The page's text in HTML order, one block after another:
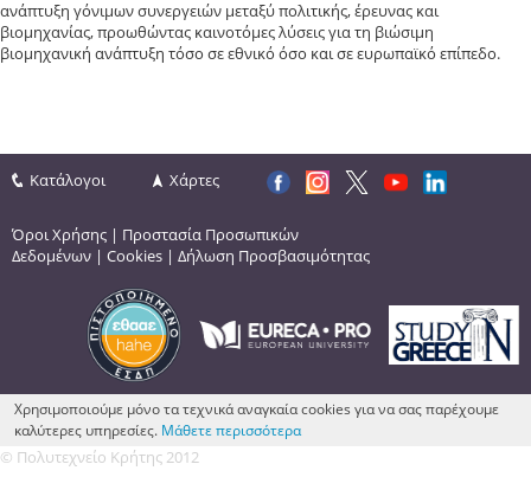
ανάπτυξη γόνιμων συνεργειών μεταξύ πολιτικής, έρευνας και
βιομηχανίας, προωθώντας καινοτόμες λύσεις για τη βιώσιμη
βιομηχανική ανάπτυξη τόσο σε εθνικό όσο και σε ευρωπαϊκό επίπεδο.
Κατάλογοι Χάρτες
Όροι Χρήσης | Προστασία Προσωπικών
Δεδομένων | Cookies | Δήλωση Προσβασιμότητας
Χρησιμοποιούμε μόνο τα τεχνικά αναγκαία cookies για να σας παρέχουμε
καλύτερες υπηρεσίες. Μάθετε περισσότερα
© Πολυτεχνείο Κρήτης 2012